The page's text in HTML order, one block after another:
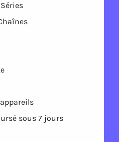
sous 7 jours